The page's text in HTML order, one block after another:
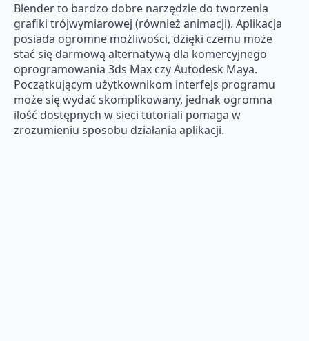
Blender to bardzo dobre narzędzie do tworzenia
grafiki trójwymiarowej (również animacji). Aplikacja
posiada ogromne możliwości, dzięki czemu może
stać się darmową alternatywą dla komercyjnego
oprogramowania 3ds Max czy Autodesk Maya.
Początkującym użytkownikom interfejs programu
może się wydać skomplikowany, jednak ogromna
ilość dostępnych w sieci tutoriali pomaga w
zrozumieniu sposobu działania aplikacji.